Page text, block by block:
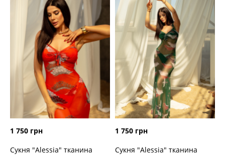
1 750 грн
Сукня "Alessia" тканина
1 750 грн
Сукня "Alessia" тканина